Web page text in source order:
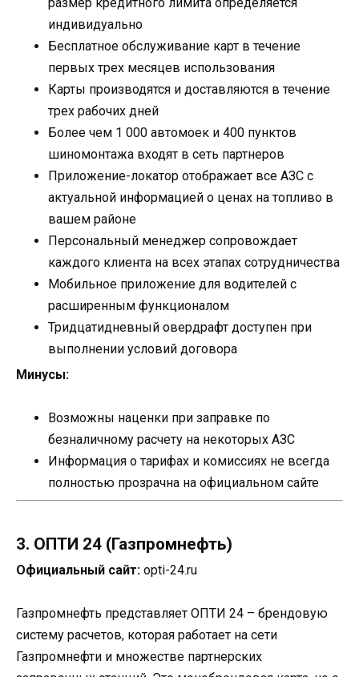
индивидуально
Бесплатное обслуживание карт в течение
первых трех месяцев использования
Карты производятся и доставляются в течение
трех рабочих дней
Более чем 1 000 автомоек и 400 пунктов
шиномонтажа входят в сеть партнеров
Приложение-локатор отображает все АЗС с
актуальной информацией о ценах на топливо в
вашем районе
Персональный менеджер сопровождает
каждого клиента на всех этапах сотрудничества
Мобильное приложение для водителей с
расширенным функционалом
Тридцатидневный овердрафт доступен при
выполнении условий договора
Минусы:
Возможны наценки при заправке по
безналичному расчету на некоторых АЗС
Информация о тарифах и комиссиях не всегда
полностью прозрачна на официальном сайте
3. ОПТИ 24 (Газпромнефть)
Официальный сайт: opti-24.ru
Газпромнефть представляет ОПТИ 24 – брендовую
систему расчетов, которая работает на сети
Газпромнефти и множестве партнерских